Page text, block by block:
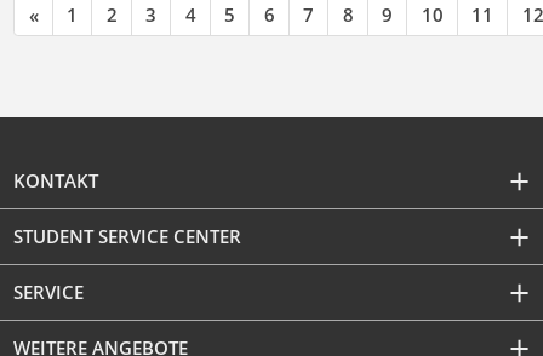
« 1 2 3 4 5 6 7 8 9 10 11 12
KONTAKT
STUDENT SERVICE CENTER
SERVICE
WEITERE ANGEBOTE